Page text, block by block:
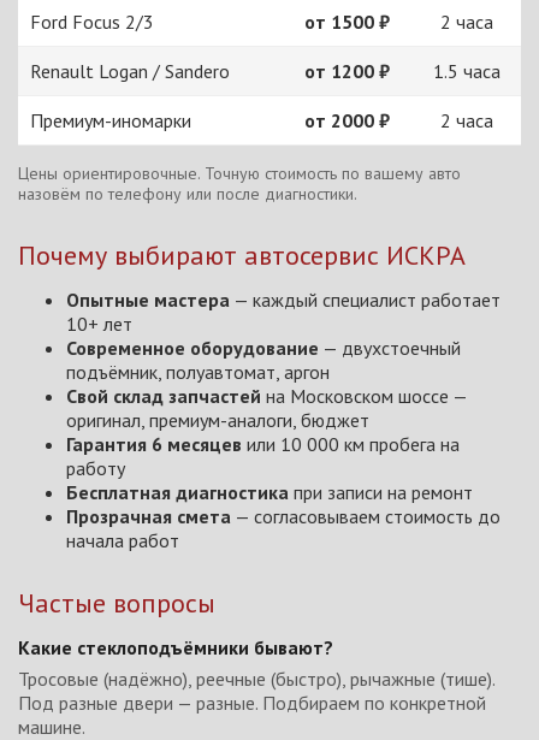
Ford Focus 2/3 от 1500 ₽ 2 часа
Renault Logan / Sandero от 1200 ₽ 1.5 часа
Премиум-иномарки от 2000 ₽ 2 часа
Цены ориентировочные. Точную стоимость по вашему авто
назовём по телефону или после диагностики.
Почему выбирают автосервис ИСКРА
Опытные мастера — каждый специалист работает
10+ лет
Современное оборудование — двухстоечный
подъёмник, полуавтомат, аргон
Свой склад запчастей на Московском шоссе —
оригинал, премиум-аналоги, бюджет
Гарантия 6 месяцев или 10 000 км пробега на
работу
Бесплатная диагностика при записи на ремонт
Прозрачная смета — согласовываем стоимость до
начала работ
Частые вопросы
Какие стеклоподъёмники бывают?
Тросовые (надёжно), реечные (быстро), рычажные (тише).
Под разные двери — разные. Подбираем по конкретной
машине.